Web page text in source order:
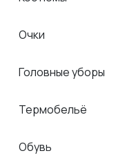
Очки
Головные уборы
Термобельё
Обувь